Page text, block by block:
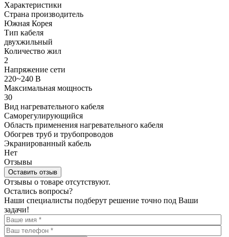
Характеристики
Страна производитель
Южная Корея
Тип кабеля
двухжильный
Количество жил
2
Напряжение сети
220~240 В
Максимальная мощность
30
Вид нагревательного кабеля
Саморегулирующийся
Область применения нагревательного кабеля
Обогрев труб и трубопроводов
Экранированный кабель
Нет
Отзывы
Оставить отзыв
Отзывы о товаре отсутствуют.
Остались вопросы?
Наши специалисты подберут решение точно под Ваши
задачи!